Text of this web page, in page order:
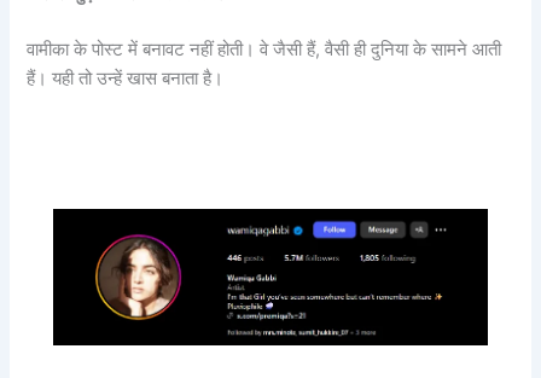
वामीका के पोस्ट में बनावट नहीं होती। वे जैसी हैं, वैसी ही दुनिया के सामने आती
हैं। यही तो उन्हें खास बनाता है।